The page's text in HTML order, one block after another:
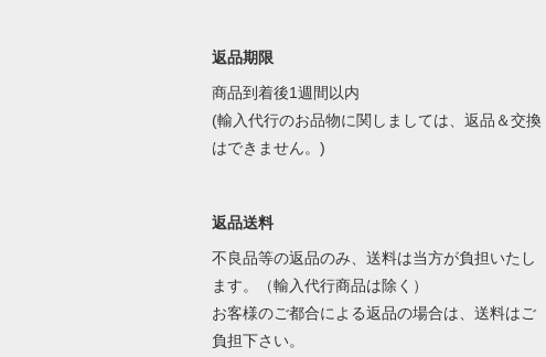
返品期限
商品到着後1週間以内
(輸入代行のお品物に関しましては、返品＆交換
はできません。)
返品送料
不良品等の返品のみ、送料は当方が負担いたし
ます。（輸入代行商品は除く）
お客様のご都合による返品の場合は、送料はご
負担下さい。